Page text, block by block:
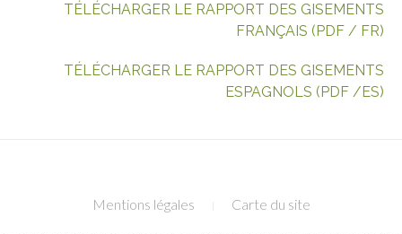
TÉLÉCHARGER LE RAPPORT DES GISEMENTS
FRANÇAIS (PDF / FR)
TÉLÉCHARGER LE RAPPORT DES GISEMENTS
ESPAGNOLS (PDF /ES)
Mentions légales Carte du site